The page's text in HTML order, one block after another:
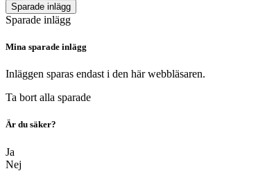
Sparade inlägg
Sparade inlägg
Mina sparade inlägg
Inläggen sparas endast i den här webbläsaren.
Ta bort alla sparade
Är du säker?
Ja
Nej